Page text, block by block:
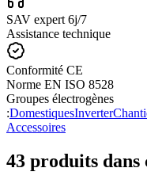
SAV expert 6j/7
Assistance technique
Conformité CE
Norme EN ISO 8528
Groupes électrogènes
:DomestiquesInverter
Accessoires
43 produits dans